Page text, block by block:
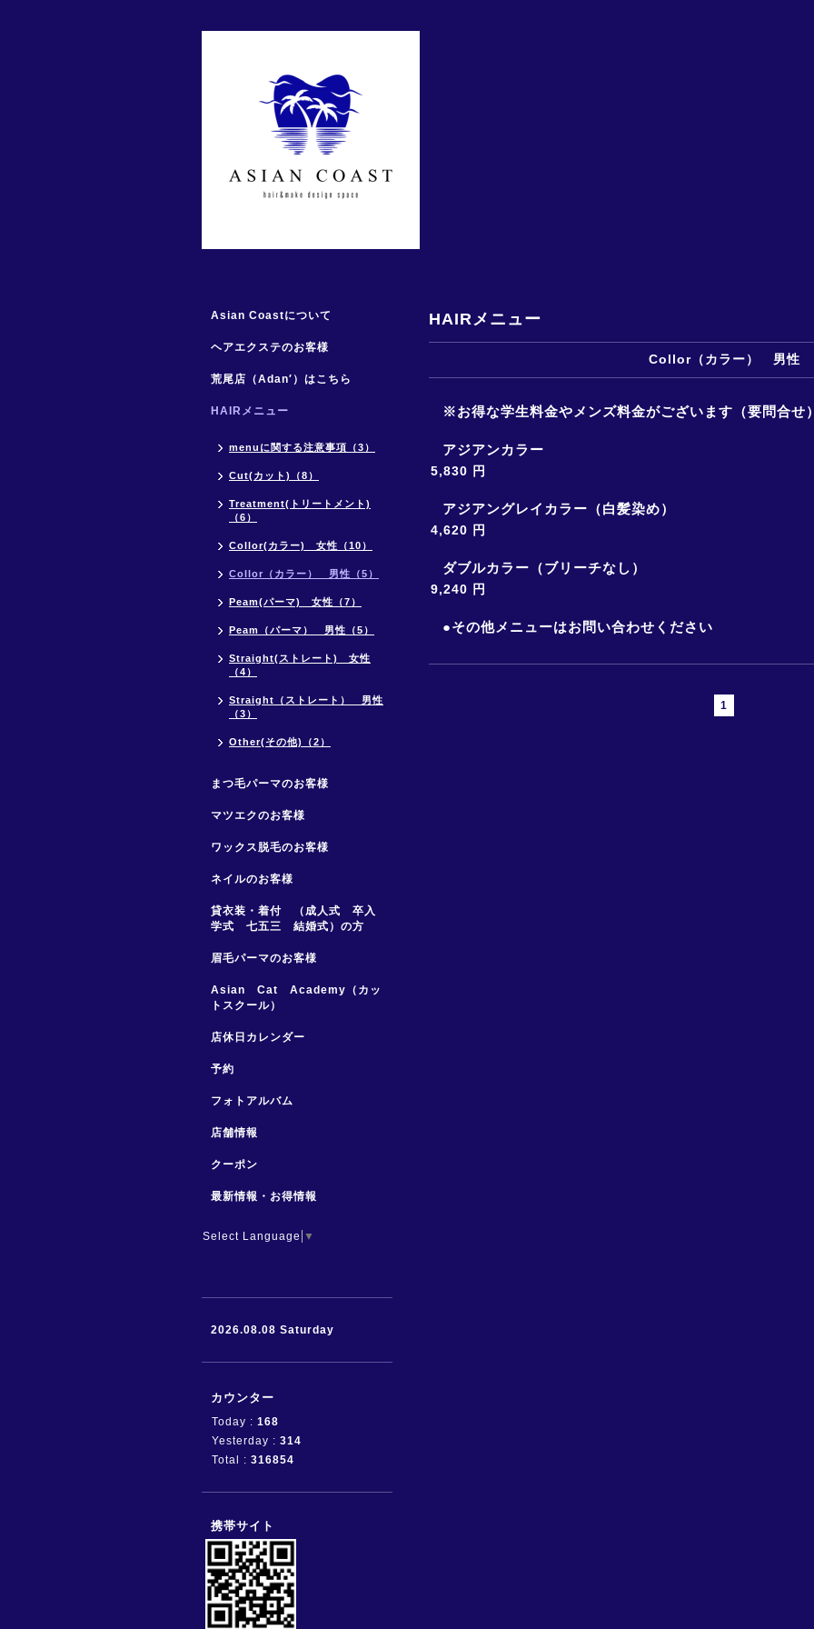
HAIRメニュー
Collor（カラー） 男性
※お得な学生料金やメンズ料金がございます（要問合せ
アジアンカラー
5,830 円
アジアングレイカラー（白髪染め）
4,620 円
ダブルカラー（ブリーチなし）
9,240 円
●その他メニューはお問い合わせください
1
Asian Coastについて
ヘアエクステのお客様
荒尾店（Adan′）はこちら
HAIRメニュー
menuに関する注意事項（3）
Cut(カット)（8）
Treatment(トリートメント)
（6）
Collor(カラー) 女性（10）
Collor（カラー） 男性（5）
Peam(パーマ) 女性（7）
Peam（パーマ） 男性（5）
Straight(ストレート) 女性
（4）
Straight（ストレート） 男性
（3）
Other(その他)（2）
まつ毛パーマのお客様
マツエクのお客様
ワックス脱毛のお客様
ネイルのお客様
貸衣装・着付 （成人式 卒入
学式 七五三 結婚式）の方
眉毛パーマのお客様
Asian Cat Academy（カッ
トスクール）
店休日カレンダー
予約
フォトアルバム
店舗情報
クーポン
最新情報・お得情報
Select Language ▼
2026.08.08 Saturday
カウンター
Today : 168
Yesterday : 314
Total : 316854
携帯サイト